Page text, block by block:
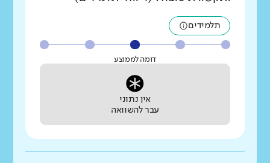
תלמידים
דומה לממוצע
אין נתוני
עבר להשוואה